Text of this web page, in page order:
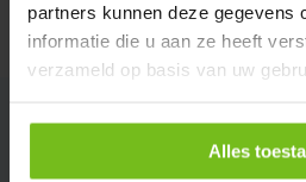
partners kunnen deze gegevens
informatie die u aan ze heeft
verzameld op basis van uw
Alles
Partager